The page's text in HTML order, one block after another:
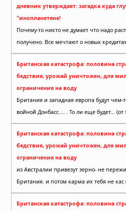
дневник утверждает: загадка куда
"инопланетяне!
Почему-то никто не думает что надо
Британская катастрофа: половина
бедствия, урожай уничтожен, для
ограничения на воду
Британия и западная европа будут
войной Донбасс.... . То ли еще будет... (от
Британская катастрофа: половина
бедствия, урожай уничтожен, для
ограничения на воду
из Австралии привезут зерно- не
Британия. и потом карма их тебя не кас
Британская катастрофа: половина